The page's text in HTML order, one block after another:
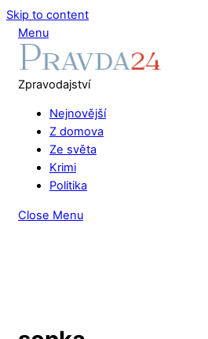
Skip to content
Menu
Zpravodajství
Nejnovější
Z domova
Ze světa
Krimi
Politika
Close Menu